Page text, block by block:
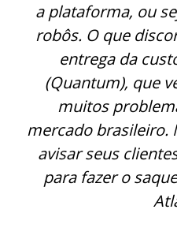
a plataforma, ou
robôs. O que
entrega da
(Quantum), que
muitos
mercado brasileiro.
avisar seus
para fazer o